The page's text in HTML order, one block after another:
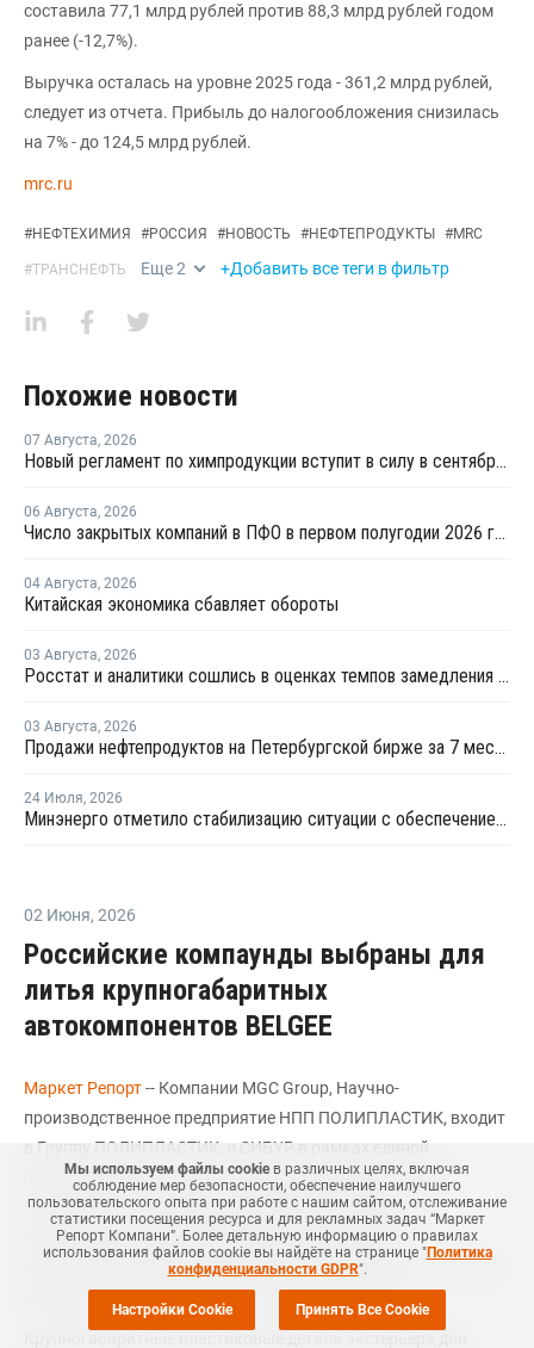
составила 77,1 млрд рублей против 88,3 млрд рублей годом
ранее (-12,7%).
Выручка осталась на уровне 2025 года - 361,2 млрд рублей,
следует из отчета. Прибыль до налогообложения снизилась
на 7% - до 124,5 млрд рублей.
mrc.ru
#НЕФТЕХИМИЯ #РОССИЯ #НОВОСТЬ #НЕФТЕПРОДУКТЫ #MRC
#ТРАНСНЕФТЬ Еще2 +Добавить все теги в фильтр
Похожие новости
07 Августа, 2026
Новый регламент по химпродукции вступит в силу в сентябре 2027 года
06 Августа, 2026
Число закрытых компаний в ПФО в первом полугодии 2026 года вдвое превысило число новых
04 Августа, 2026
Китайская экономика сбавляет обороты
03 Августа, 2026
Росстат и аналитики сошлись в оценках темпов замедления экономики
03 Августа, 2026
Продажи нефтепродуктов на Петербургской бирже за 7 месяцев снизились на 11,2%, в июле – на 35,6%
24 Июля, 2026
Минэнерго отметило стабилизацию ситуации с обеспечением топливом в ряде регионов
02 Июня, 2026
Российские компаунды выбраны для
литья крупногабаритных
автокомпонентов BELGEE
Маркет Репорт-- Компании MGC Group, Научно-
производственное предприятие НПП ПОЛИПЛАСТИК, входит
в Группу ПОЛИПЛАСТИК, и СИБУР в рамках единой
промышленной политики России и Беларуси, которая
позволяет использовать для импортозамещения
производственные мощности обоих государств,
осуществили глубокую локализацию по принципу "от сырья
до изделия", говорится в сообщении компании.
Мы используем файлы cookieв различных целях, включая
соблюдение мер безопасности, обеспечение наилучшего
пользовательского опыта при работе с нашим сайтом, отслеживание
статистики посещения ресурса и для рекламных задач “Маркет
Репорт Компани”. Более детальную информацию о правилах
использования файлов cookie вы найдёте на странице "Политика
конфиденциальности GDPR".
Настройки Cookie Принять Все Cookie